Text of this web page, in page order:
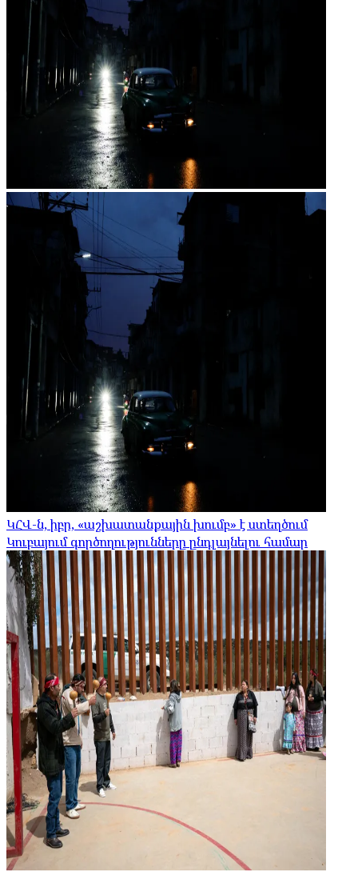
ԿՀՎ-ն, իբր, «աշխատանքային խումբ» է ստեղծում
Կուբայում գործողությունները ընդլայնելու համար